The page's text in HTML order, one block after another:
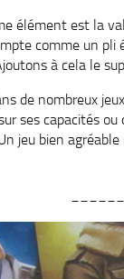
élément est la
comme un pli
à cela le
de nombreux
ses capacités
jeu bien